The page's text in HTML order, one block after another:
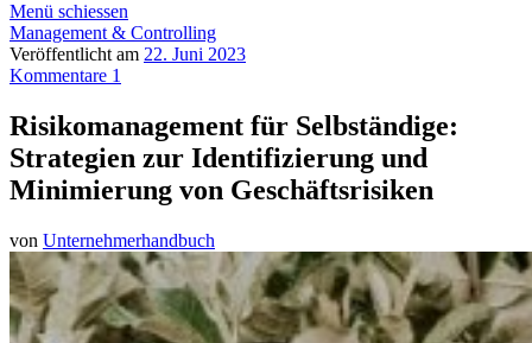
Menü schiessen
Management & Controlling
Veröffentlicht am 22. Juni 2023
Kommentare 1
Risikomanagement für Selbständige:
Strategien zur Identifizierung und
Minimierung von Geschäftsrisiken
von Unternehmerhandbuch